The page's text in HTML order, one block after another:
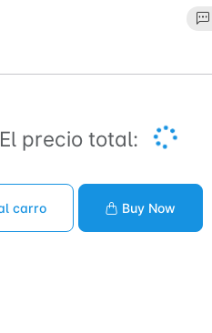
El precio total:
carro Buy Now